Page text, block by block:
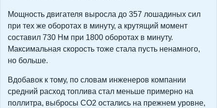
Мощность двигателя выросла до 357 лошадиных сил
при тех же оборотах в минуту, а крутящий момент
составил 730 Нм при 1800 оборотах в минуту.
Максимальная скорость тоже стала пусть ненамного,
но больше.
Вдобавок к тому, по словам инженеров компании
средний расход топлива стал меньше примерно на
поллитра, выбросы СО2 остались на прежнем уровне,